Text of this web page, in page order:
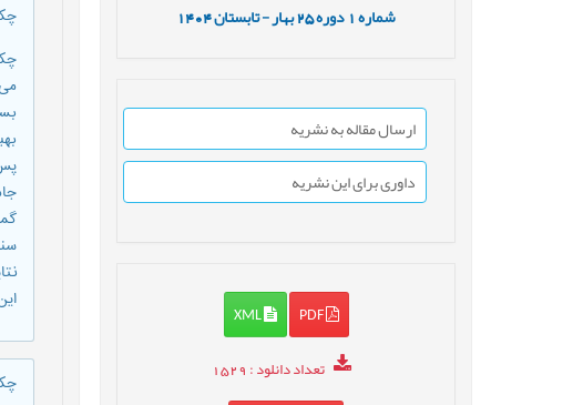
شماره دوره25 بهار - تابستان1404
ارسال مقاله به نشریه
داوری برای این نشریه
PDF
XML
تعداد دانلود: 1529